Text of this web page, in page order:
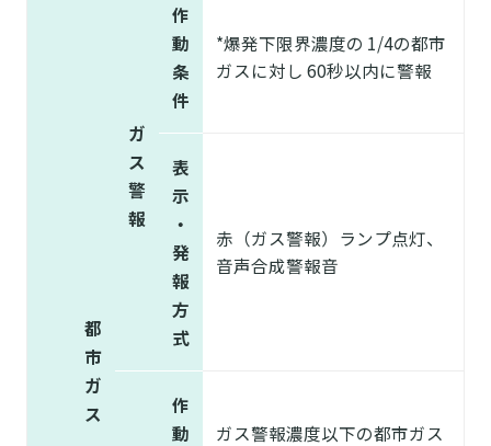
都
市
ガ
ス
ガ
ス
警
報
作
動
条
件
*爆発下限界濃度の 1/4の都市
ガスに対し 60秒以内に警報
表
示
・
発
報
方
式
赤（ガス警報）ランプ点灯、
音声合成警報音
作
動
ガス警報濃度以下の都市ガス